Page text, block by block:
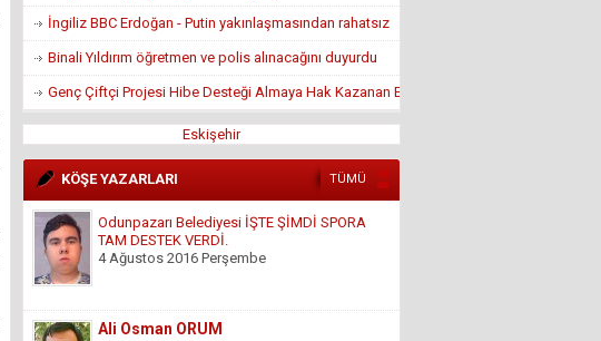
İngiliz BBC Erdoğan - Putin yakınlaşmasından rahatsız
Binali Yıldırım öğretmen ve polis alınacağını duyurdu
Genç Çiftçi Projesi Hibe Desteği Almaya Hak Kazanan Ek Asil Listeleri
Eskişehir
KÖŞE YAZARLARI TÜMÜ
Odunpazarı Belediyesi İŞTE ŞİMDİ SPORA
TAM DESTEK VERDİ.
4 Ağustos 2016 Perşembe
İSLAM DÜŞMANLIĞI
15 Ocak 2015 Perşembe